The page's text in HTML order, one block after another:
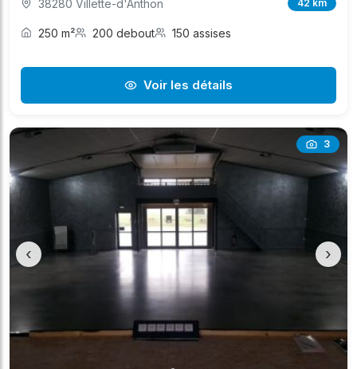
38280 Villette-d'Anthon 42 km
250 m² 200 debout 150 assises
Voir les détails
3
‹ ›